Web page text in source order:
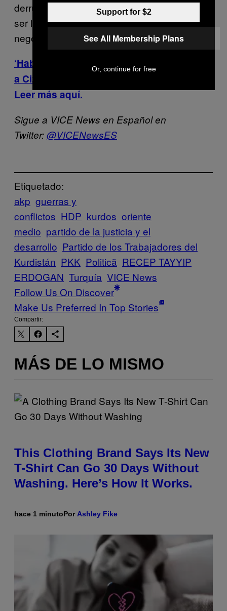
derrumbara. Según Kahraman, esta podría
ser la base para arrancar la última ronda de
negociaciones.
‘Habrá guerra civil en Turquía’: Bienvenido
a Cizre, centro de la ‘resistencia kurda’.
Leer más aquí.
Sigue a VICE News en Español en
Twitter:@VICENewsES
Etiquetado:
akp guerras y
conflictos HDP kurdos oriente
medio partido de la justicia y el
desarrollo Partido de los Trabajadores del
Kurdistán PKK Politică RECEP TAYYIP
ERDOGAN Turquía VICE News
Follow Us On Discover
Make Us Preferred In Top Stories
Compartir:
MÁS DE LO MISMO
This Clothing Brand Says Its New
T-Shirt Can Go 30 Days Without
Washing. Here’s How It Works.
hace 1 minutoPor Ashley Fike
Support for $2
See All Membership Plans
Or, continue for free